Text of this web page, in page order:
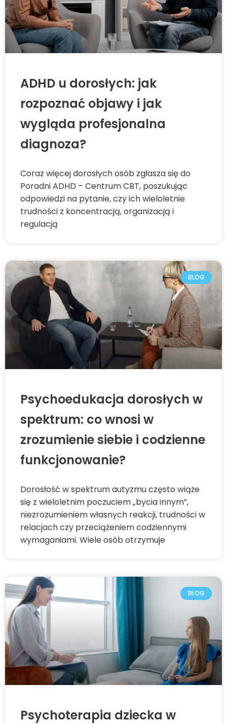
ADHD u dorosłych: jak
rozpoznać objawy i jak
wygląda profesjonalna
diagnoza?
Coraz więcej dorosłych osób zgłasza się do
Poradni ADHD – Centrum CBT, poszukując
odpowiedzi na pytanie, czy ich wieloletnie
trudności z koncentracją, organizacją i
regulacją
BLOG
Psychoedukacja dorosłych w
spektrum: co wnosi w
zrozumienie siebie i codzienne
funkcjonowanie?
Dorosłość w spektrum autyzmu często wiąże
się z wieloletnim poczuciem „bycia innym”,
niezrozumieniem własnych reakcji, trudności w
relacjach czy przeciążeniem codziennymi
wymaganiami. Wiele osób otrzymuje
BLOG
Psychoterapia dziecka w